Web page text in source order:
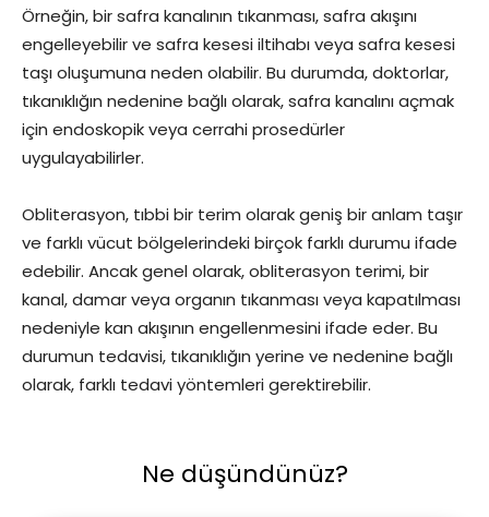
Örneğin, bir safra kanalının tıkanması, safra akışını
engelleyebilir ve safra kesesi iltihabı veya safra kesesi
taşı oluşumuna neden olabilir. Bu durumda, doktorlar,
tıkanıklığın nedenine bağlı olarak, safra kanalını açmak
için endoskopik veya cerrahi prosedürler
uygulayabilirler.
Obliterasyon, tıbbi bir terim olarak geniş bir anlam taşır
ve farklı vücut bölgelerindeki birçok farklı durumu ifade
edebilir. Ancak genel olarak, obliterasyon terimi, bir
kanal, damar veya organın tıkanması veya kapatılması
nedeniyle kan akışının engellenmesini ifade eder. Bu
durumun tedavisi, tıkanıklığın yerine ve nedenine bağlı
olarak, farklı tedavi yöntemleri gerektirebilir.
Ne düşündünüz?